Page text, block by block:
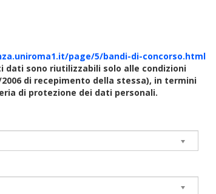
page/5/bandi-di-concorso.html
dati sono riutilizzabili solo alle condizioni
di recepimento della stessa), in termini
di protezione dei dati personali.